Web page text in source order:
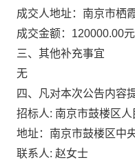
成交人地址：南京市栖
成交金额：120000.00元
三、其他补充事宜
无
四、凡对本次公告内容
招标人: 南京市鼓楼区
地址：南京市鼓楼区中
联系人: 赵女士